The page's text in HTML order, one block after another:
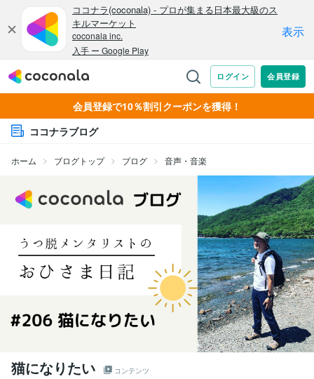
会員登録で10％割引クーポンを獲得！
ココナラブログ
ホーム ブログトップ ブログ 音声・音楽
猫になりたい コンテンツ